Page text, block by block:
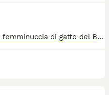
Disponibile questa dolcissima femminuccia di gatto del Bengala bellissima sia nel carattere che nell'aspetto. È affettuosa, giocosa e si affeziona subito alle persone Ottimo salute, vaccinata, sterilizzata Cerco una famiglia che possa darle tutto l'amore che merita. Prezzo: 400